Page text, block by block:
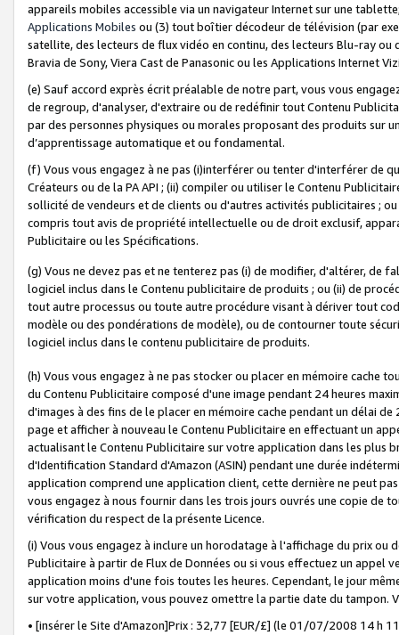
appareils mobiles accessible via un navigateur Internet sur une
Applications Mobiles ou (3) tout boîtier décodeur de télévision (par
satellite, des lecteurs de flux vidéo en continu, des lecteurs Blu-ray
Bravia de Sony, Viera Cast de Panasonic ou les Applications Internet
(e) Sauf accord exprès écrit préalable de notre part, vous vous
de regroup, d'analyser, d'extraire ou de redéfinir tout Contenu
par des personnes physiques ou morales proposant des produits sur
d’apprentissage automatique et ou fondamental.
(f) Vous vous engagez à ne pas (i)interférer ou tenter d'interférer de
Créateurs ou de la PA API ; (ii) compiler ou utiliser le Contenu
sollicité de vendeurs et de clients ou d'autres activités publicitaires ;
compris tout avis de propriété intellectuelle ou de droit exclusif,
Publicitaire ou les Spécifications.
(g) Vous ne devez pas et ne tenterez pas (i) de modifier, d'altérer, de
logiciel inclus dans le Contenu publicitaire de produits ; ou (ii) de
tout autre processus ou toute autre procédure visant à dériver tout
modèle ou des pondérations de modèle), ou de contourner toute
logiciel inclus dans le contenu publicitaire de produits.
(h) Vous vous engagez à ne pas stocker ou placer en mémoire cache
du Contenu Publicitaire composé d'une image pendant 24 heures
d'images à des fins de le placer en mémoire cache pendant un délai
page et afficher à nouveau le Contenu Publicitaire en effectuant un
actualisant le Contenu Publicitaire sur votre application dans les plus
d'Identification Standard d'Amazon (ASIN) pendant une durée
application comprend une application client, cette dernière ne peut
vous engagez à nous fournir dans les trois jours ouvrés une copie de
vérification du respect de la présente Licence.
(i) Vous vous engagez à inclure un horodatage à l'affichage du prix
Publicitaire à partir de Flux de Données ou si vous effectuez un appel
application moins d'une fois toutes les heures. Cependant, le jour
sur votre application, vous pouvez omettre la partie date du tampon.
• [insérer le Site d'Amazon]Prix : 32,77 [EUR/£] (le 01/07/2008 14 h